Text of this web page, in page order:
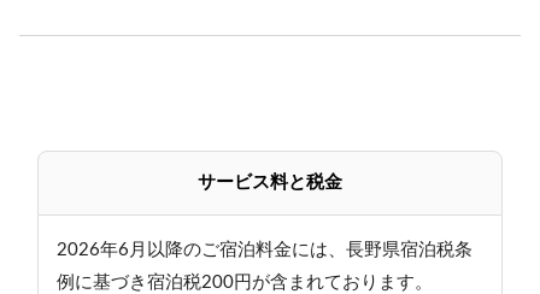
館内に飾られた写真や絵画を眺めながらお寛ぎくださ
●大浴場・ドライサウナ
当館のお湯は、炭酸カルシウム、硫酸ナトリウムなど
サービス料と税金
2026年6月以降のご宿泊料金には、長野県宿泊税条
例に基づき宿泊税200円が含まれております。